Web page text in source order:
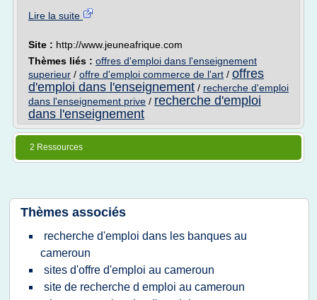
Lire la suite
Site : http://www.jeuneafrique.com
Thèmes liés : offres d'emploi dans l'enseignement
superieur / offre d'emploi commerce de l'art / offres
d'emploi dans l'enseignement / recherche d'emploi
dans l'enseignement prive / recherche d'emploi
dans l'enseignement
2 Ressources
Thèmes associés
recherche d'emploi dans les banques au
cameroun
sites d'offre d'emploi au cameroun
site de recherche d emploi au cameroun